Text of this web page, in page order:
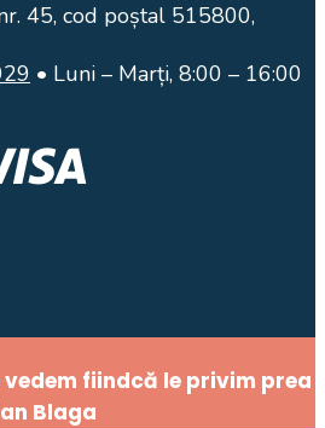
45, cod poștal 515800,
• Luni – Marți, 8:00 – 16:00
fiindcă le privim prea
Blaga